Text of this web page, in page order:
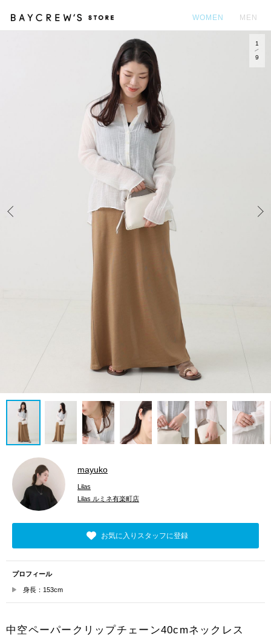
WOMEN MEN
1
9
mayuko
Lilas
Lilas ルミネ有楽町店
お気に入りスタッフに登録
プロフィール
身長：153cm
中空ペーパークリップチェーン40cmネックレス